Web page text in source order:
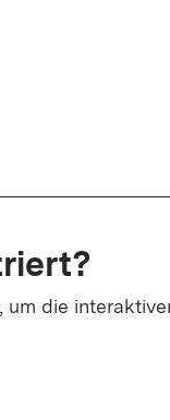
um die